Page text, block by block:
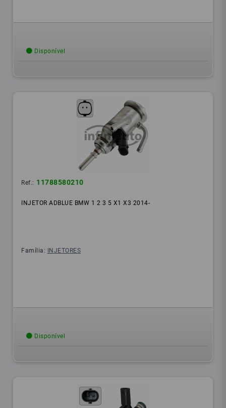
Disponível
Ref.: 11788580210
INJETOR ADBLUE BMW 1 2 3 5 X1 X3 2014-
Família: INJETORES
Disponível